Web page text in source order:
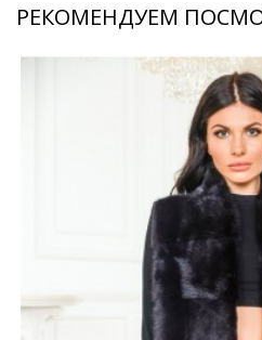
РЕКОМЕНДУЕМ